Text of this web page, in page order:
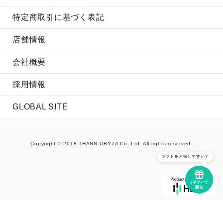
特定商取引に基づく表記
店舗情報
会社概要
採用情報
GLOBAL SITE
Copyright © 2018 THANN ORYZA Co, Ltd. All rights reserved.
eギフトで
贈る
ギフトをお探しですか？